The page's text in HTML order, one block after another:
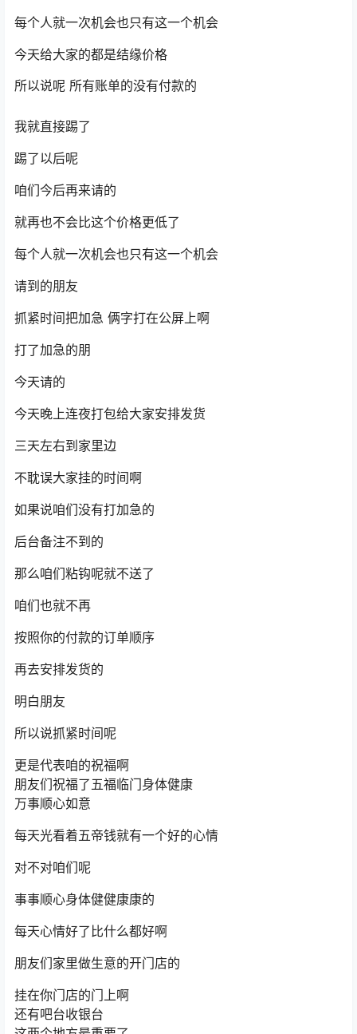
每个人就一次机会也只有这一个机会
今天给大家的都是结缘价格
所以说呢 所有账单的没有付款的
我就直接踢了
踢了以后呢
咱们今后再来请的
就再也不会比这个价格更低了
每个人就一次机会也只有这一个机会
请到的朋友
抓紧时间把加急 俩字打在公屏上啊
打了加急的朋
今天请的
今天晚上连夜打包给大家安排发货
三天左右到家里边
不耽误大家挂的时间啊
如果说咱们没有打加急的
后台备注不到的
那么咱们粘钩呢就不送了
咱们也就不再
按照你的付款的订单顺序
再去安排发货的
明白朋友
所以说抓紧时间呢
更是代表咱的祝福啊
朋友们祝福了五福临门身体健康
万事顺心如意
每天光看着五帝钱就有一个好的心情
对不对咱们呢
事事顺心身体健健康康的
每天心情好了比什么都好啊
朋友们家里做生意的开门店的
挂在你门店的门上啊
还有吧台收银台